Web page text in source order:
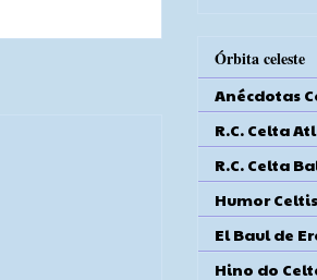
Órbita celeste
Anécdotas
R.C. Celta
R.C. Celta
Humor
El Baul de
Hino do